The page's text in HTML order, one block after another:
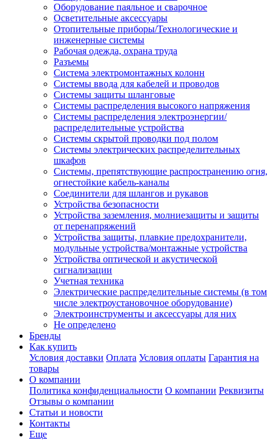
Оборудование паяльное и сварочное
Осветительные аксессуары
Отопительные приборы/Технологические и
инженерные системы
Рабочая одежда, охрана труда
Разъемы
Система электромонтажных колонн
Системы ввода для кабелей и проводов
Системы защиты шланговые
Системы распределения высокого напряжения
Системы распределения электроэнергии/
распределительные устройства
Системы скрытой проводки под полом
Системы электрических распределительных
шкафов
Системы, препятствующие распространению огня,
огнестойкие кабель-каналы
Соединители для шлангов и рукавов
Устройства безопасности
Устройства заземления, молниезащиты и защиты
от перенапряжений
Устройства защиты, плавкие предохранители,
модульные устройства/монтажные устройства
Устройства оптической и акустической
сигнализации
Учетная техника
Электрические распределительные системы (в том
числе электроустановочное оборудование)
Электроинструменты и аксессуары для них
Не определено
Бренды
Как купить
Условия доставки Оплата Условия оплаты Гарантия на
товары
О компании
Политика конфиденциальности О компании Реквизиты
Отзывы о компании
Статьи и новости
Контакты
Еще